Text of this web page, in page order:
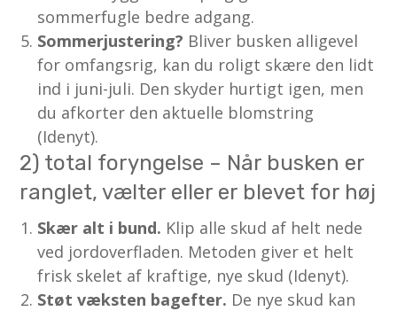
sommerfugle bedre adgang.
Sommerjustering? Bliver busken alligevel
for omfangsrig, kan du roligt skære den lidt
ind i juni-juli. Den skyder hurtigt igen, men
du afkorter den aktuelle blomstring
(Idenyt).
2) total foryngelse – Når busken er
ranglet, vælter eller er blevet for høj
Skær alt i bund. Klip alle skud af helt nede
ved jordoverfladen. Metoden giver et helt
frisk skelet af kraftige, nye skud (Idenyt).
Støt væksten bagefter. De nye skud kan